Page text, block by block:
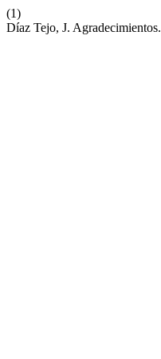
(1)
Díaz Tejo, J. Agradecimientos.